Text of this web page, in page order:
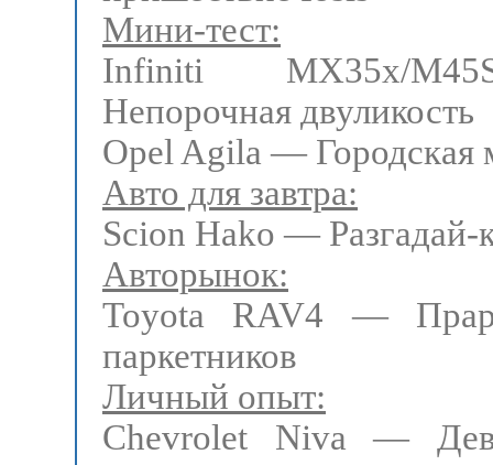
Мини-тест:
Infiniti MX35x/
Непорочная двуликость
Opel Agila — Городская
Авто для завтра:
Scion Hako — Разгадай-
Авторынок:
Toyota RAV4 —
паркетников
Личный опыт:
Chevrolet Niva —